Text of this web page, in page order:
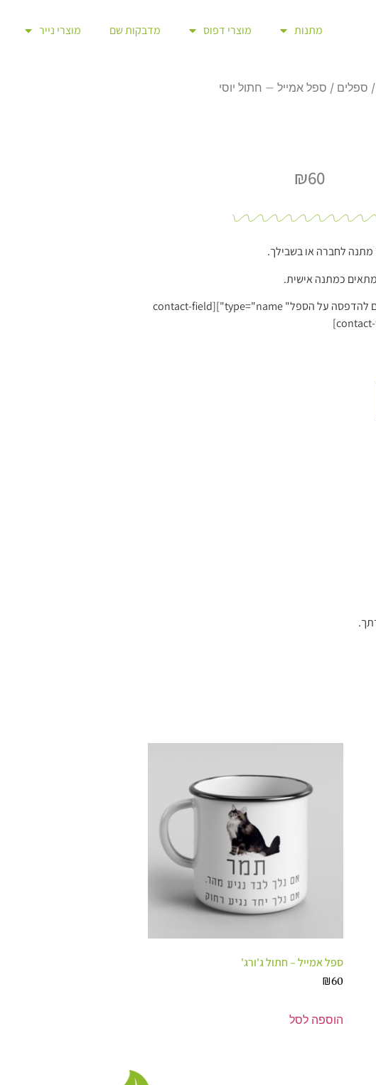
מתנות מוצרי דפוס מדבקות שם מוצרי נייר
/ ספלים / ספל אמייל – חתול יוסי
₪60
מתנה לחברה או בשבילך.
כמתנה אישית.
[contact-form][contact-field label="שם להדפסה על הספל" type="name"][contact-field
ספל אמייל – חתול ג'ורג'
₪60
הוספה לסל